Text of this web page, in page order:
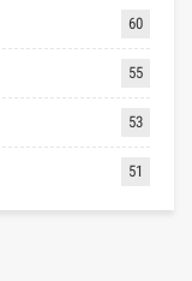
60
55
53
51